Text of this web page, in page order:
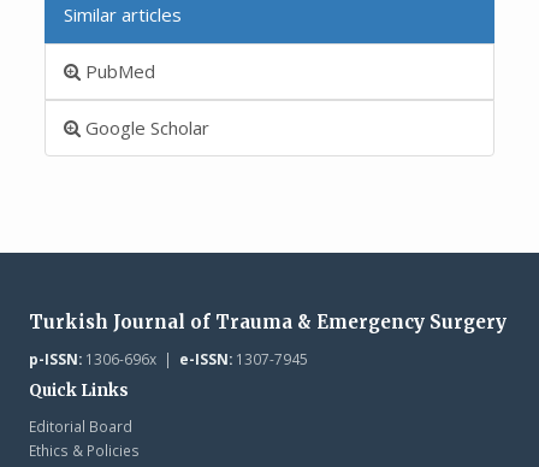
Similar articles
PubMed
Google Scholar
Turkish Journal of Trauma & Emergency Surgery
p-ISSN:1306-696x | e-ISSN:1307-7945
Quick Links
Editorial Board
Ethics & Policies